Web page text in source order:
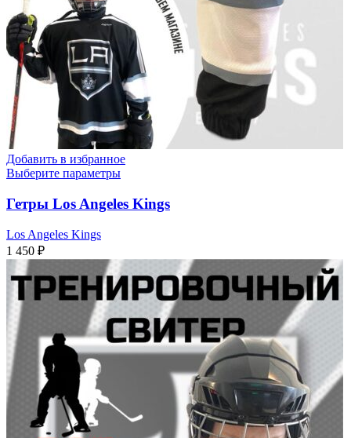
Добавить в избранное
Выберите параметры
Гетры Los Angeles Kings
Los Angeles Kings
1 450 ₽